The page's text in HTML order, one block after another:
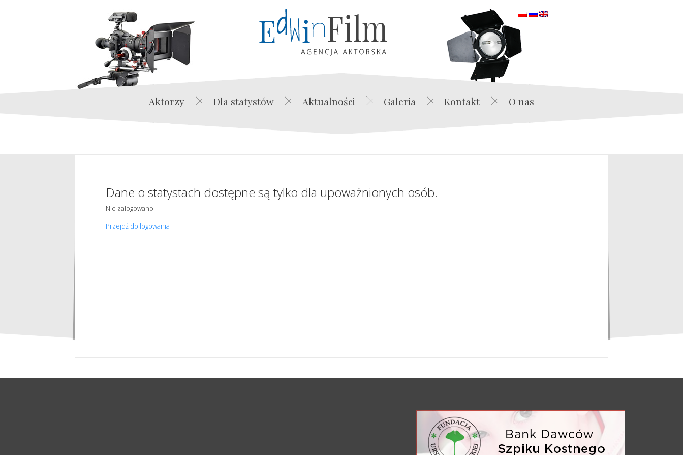
Edwin Film Agencja Aktorska
Aktorzy Dla statystów Aktualności Galeria Kontakt O nas
Dane o statystach dostępne są tylko dla upoważnionych osób.
Nie zalogowano
Przejdź do logowania